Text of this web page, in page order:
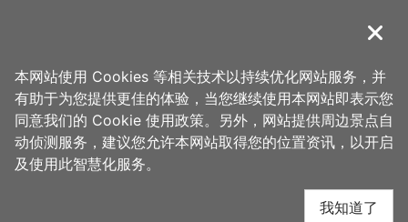
導覽
首页 > 想去的地方 > 美食、购物 > 张丰盛商行(中坜店)
张丰盛商行(中坜店) 周
边店家
关闭
本网站使用 Cookies 等相关技术以持续优化网站服务，并
有助于为您提供更佳的体验，当您继续使用本网站即表示您
同意我们的 Cookie 使用政策。另外，网站提供周边景点自
动侦测服务，建议您允许本网站取得您的位置资讯，以开启
及使用此智慧化服务。
我知道了